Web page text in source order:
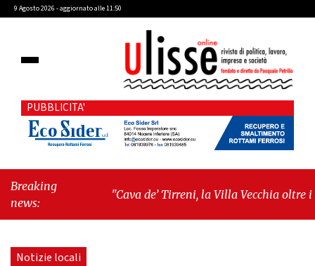
9 Agosto 2026 - aggiornato alle 11:50
PUBBLICITA'
Breaking
news:
"Cava de’ Tirreni, la Villa Vecchia oltre i
seduta consiliare: “Serve chiarezza!”"
Notizie locali